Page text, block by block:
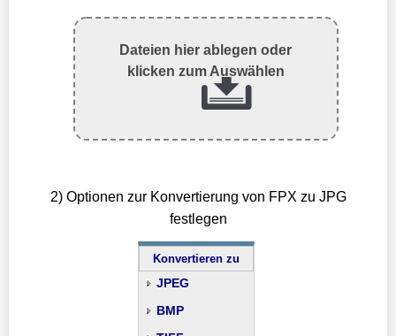
Dateien hier ablegen oder
klicken zum Auswählen
2) Optionen zur Konvertierung von FPX zu JPG
festlegen
Konvertieren zu
JPEG
BMP